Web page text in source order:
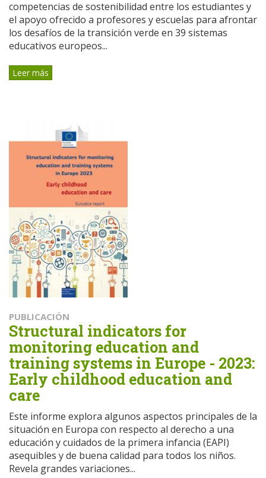
competencias de sostenibilidad entre los estudiantes y
el apoyo ofrecido a profesores y escuelas para afrontar
los desafíos de la transición verde en 39 sistemas
educativos europeos...
Leer más
PUBLICACIÓN
Structural indicators for
monitoring education and
training systems in Europe - 2023:
Early childhood education and
care
Este informe explora algunos aspectos principales de la
situación en Europa con respecto al derecho a una
educación y cuidados de la primera infancia (EAPI)
asequibles y de buena calidad para todos los niños.
Revela grandes variaciones...